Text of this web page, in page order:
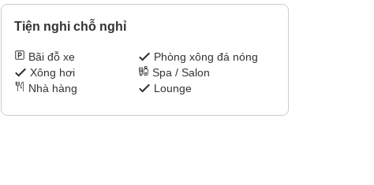
Tiện nghi chỗ nghỉ
Bãi đỗ xe
Phòng xông đá nóng
Xông hơi
Spa / Salon
Nhà hàng
Lounge